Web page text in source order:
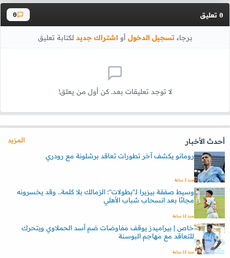
0 تعليق 0
برجاءتسجيل الدخول أواشتراك جديد لكتابة تعليق
لا توجد تعليقات بعد. كن أول من يعلق!
أحدث الأخبار
المزيد
رومانو يكشف آخر تطورات تعاقد برشلونة مع رودري
منذ 2 ساعة
وسيط صفقة بيزيرا لـ"بطولات": الزمالك بلا كلمة.. وقد يخسرونه
مجانًا بعد انسحاب شباب الأهلي
منذ 12 ساعة
خاص | بيراميدز يوقف مفاوضات ضم أسد الحملاوي ويتحرك
للتعاقد مع مهاجم البوسنة
منذ 12 ساعة